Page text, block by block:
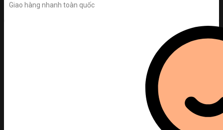
Giao hàng nhanh toàn quốc